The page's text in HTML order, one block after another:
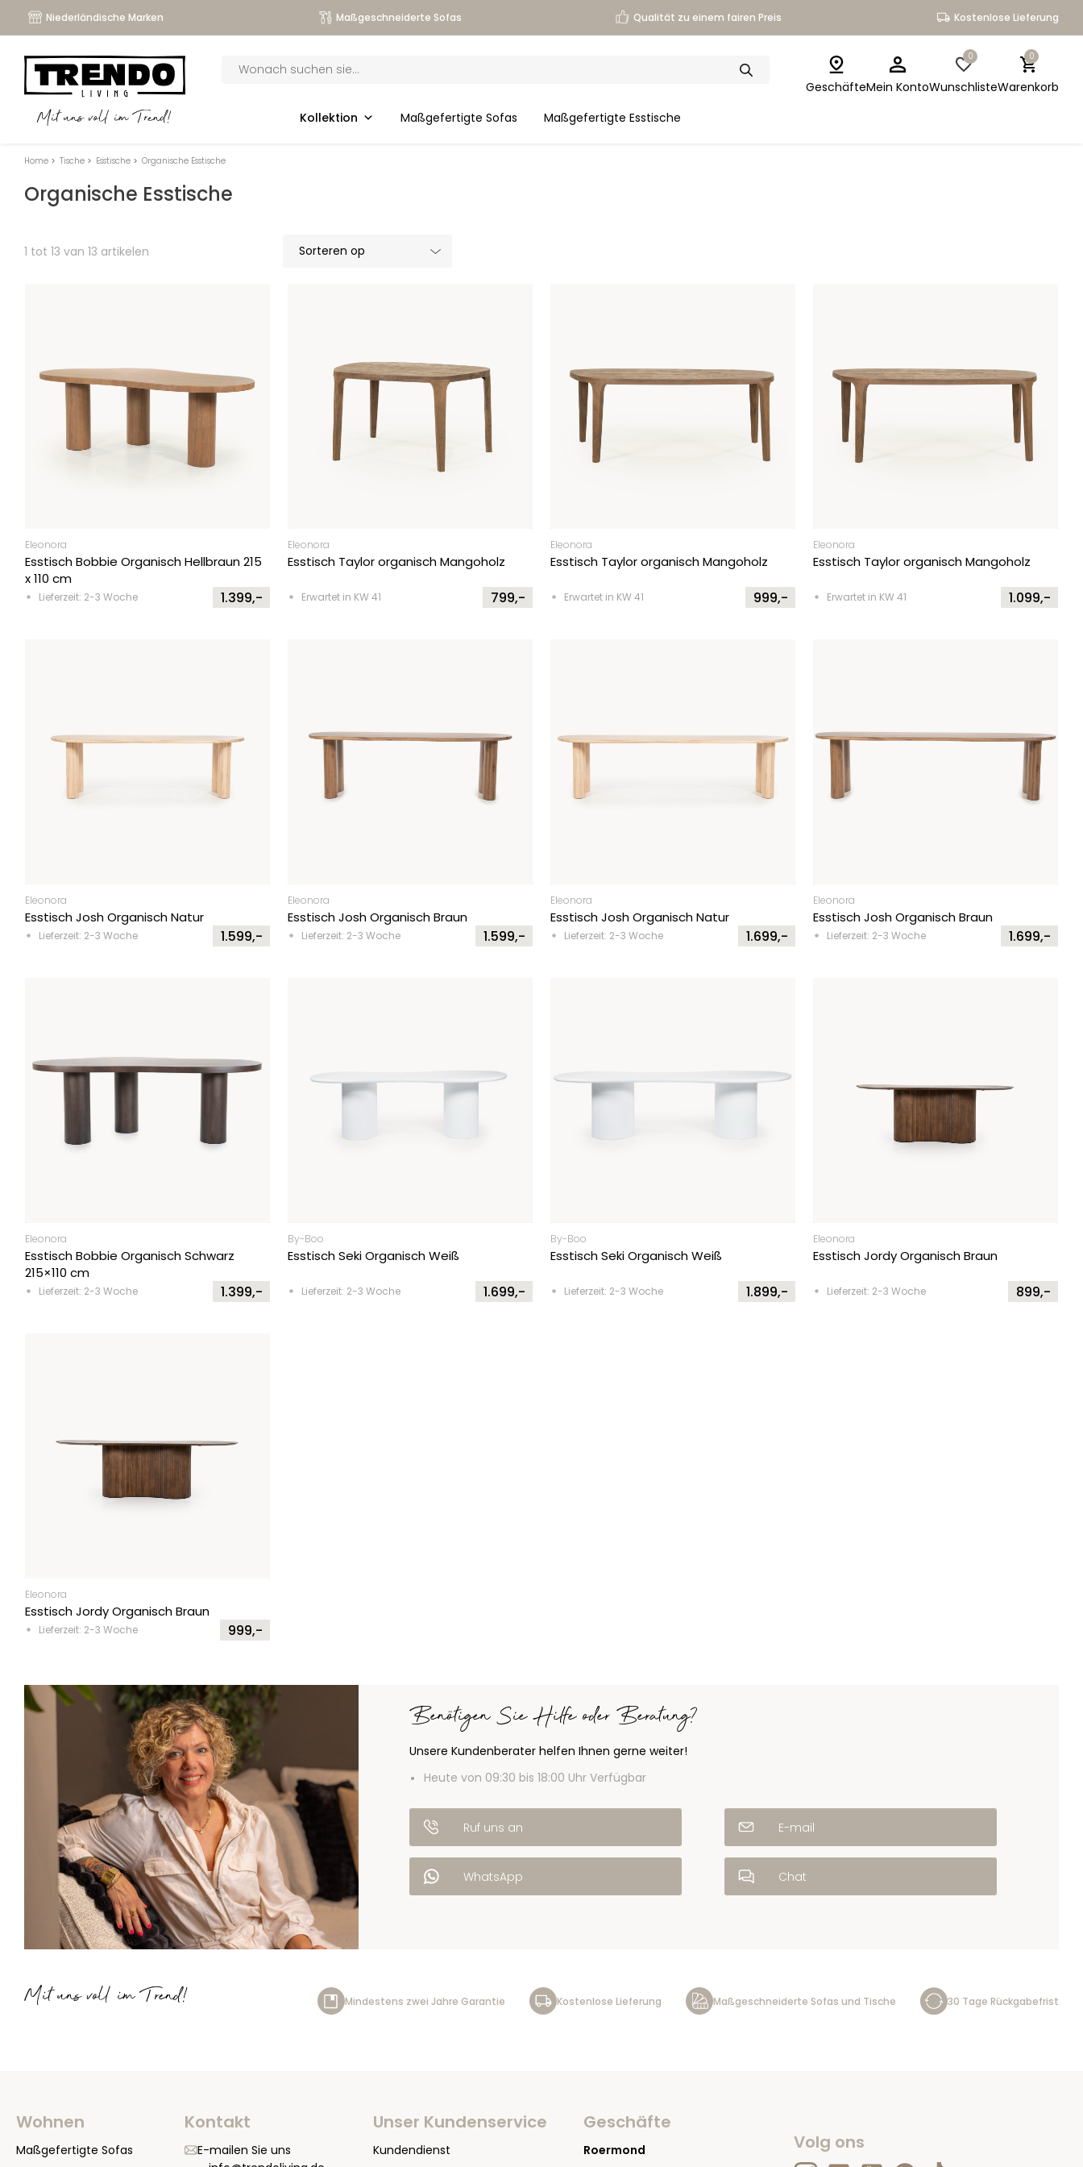
Niederländische Marken Maßgeschneiderte Sofas Qualität zu einem fairen Preis Kostenlose Lieferung
Mit uns voll im Trend!
search
Kollektion Maßgefertigte Sofas Maßgefertigte Esstische
GeschäfteMein Konto
0
Wunschliste
0
Warenkorb
Home > Tische > Esstische > Organische Esstische
Organische Esstische
1 tot 13 van 13 artikelen
Eleonora
Esstisch Bobbie Organisch Hellbraun 215
x 110 cm
Lieferzeit: 2-3 Woche 1.399,-
Eleonora
Esstisch Taylor organisch Mangoholz
Erwartet in KW 41 799,-
Eleonora
Esstisch Taylor organisch Mangoholz
Erwartet in KW 41 999,-
Eleonora
Esstisch Taylor organisch Mangoholz
Erwartet in KW 41 1.099,-
Eleonora
Esstisch Josh Organisch Natur
Lieferzeit: 2-3 Woche 1.599,-
Eleonora
Esstisch Josh Organisch Braun
Lieferzeit: 2-3 Woche 1.599,-
Eleonora
Esstisch Josh Organisch Natur
Lieferzeit: 2-3 Woche 1.699,-
Eleonora
Esstisch Josh Organisch Braun
Lieferzeit: 2-3 Woche 1.699,-
Eleonora
Esstisch Bobbie Organisch Schwarz
215×110 cm
Lieferzeit: 2-3 Woche 1.399,-
By-Boo
Esstisch Seki Organisch Weiß
Lieferzeit: 2-3 Woche 1.699,-
By-Boo
Esstisch Seki Organisch Weiß
Lieferzeit: 2-3 Woche 1.899,-
Eleonora
Esstisch Jordy Organisch Braun
Lieferzeit: 2-3 Woche 899,-
Eleonora
Esstisch Jordy Organisch Braun
Lieferzeit: 2-3 Woche 999,-
Benötigen Sie Hilfe oder Beratung?
Unsere Kundenberater helfen Ihnen gerne weiter!
Heute von 09:30 bis 18:00 Uhr Verfügbar
Ruf uns an E-mail
WhatsApp Chat
Mit uns voll im Trend! Mindestens zwei Jahre Garantie Kostenlose Lieferung Maßgeschneiderte Sofas und Tische 30 Tage Rückgabefrist
Wohnen
Maßgefertigte Sofas
Kontakt
E-mailen Sie uns
Unser Kundenservice
Kundendienst
Geschäfte
Roermond
Volg ons